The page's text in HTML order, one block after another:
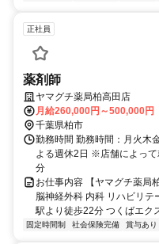
正社員
薬剤師
ヤマグチ薬局柏高田店
月給260,000円～500,000円
千葉県柏市
勤務時間 勤務時間：月火木
よる週休2日 ※店舗によっ
分
お仕事内容 【ヤマグチ薬局
脳神経外科 内科 リハビリ
駅より徒歩22分 つくばエク
固定時間制 社会保険完備 賞与あり